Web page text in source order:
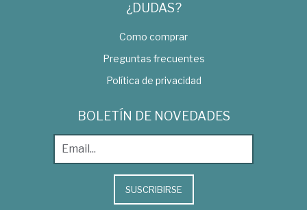
¿DUDAS?
Como comprar
Preguntas frecuentes
Política de privacidad
BOLETÍN DE NOVEDADES
SUSCRIBIRSE